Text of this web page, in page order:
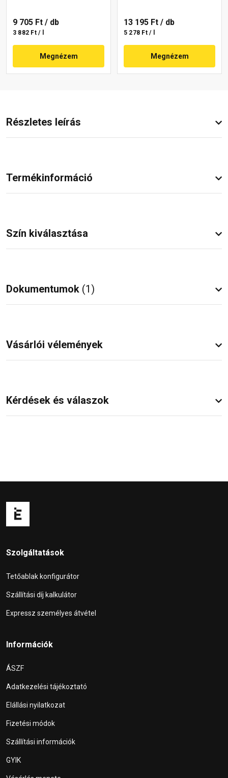
9 705 Ft / db
3 882 Ft / l
Megnézem
13 195 Ft / db
5 278 Ft / l
Megnézem
Részletes leírás
Termékinformáció
Szín kiválasztása
Dokumentumok (1)
Vásárlói vélemények
Kérdések és válaszok
Szolgáltatások
Tetőablak konfigurátor
Szállítási díj kalkulátor
Expressz személyes átvétel
Információk
ÁSZF
Adatkezelési tájékoztató
Elállási nyilatkozat
Fizetési módok
Szállítási információk
GYIK